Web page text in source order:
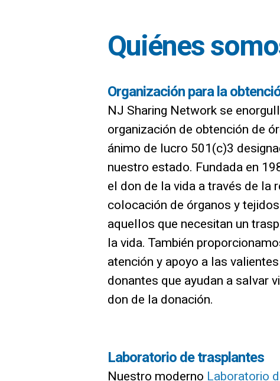
Quiénes
Organización para la
NJ Sharing Network se
organización de obtención de
ánimo de lucro 501(c)3
nuestro estado. Fundada en
el don de la vida a través de la
colocación de órganos y
aquellos que necesitan un
la vida. También
atención y apoyo a las
donantes que ayudan a salvar
don de la donación.
Laboratorio de trasplantes
Nuestro moderno Laboratorio